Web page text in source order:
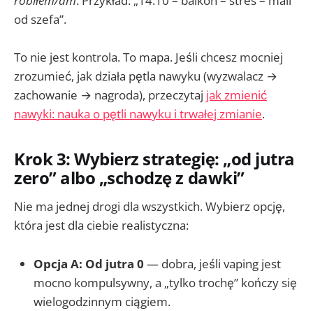
od szefa”.
To nie jest kontrola. To mapa. Jeśli chcesz mocniej
zrozumieć, jak działa pętla nawyku (wyzwalacz →
zachowanie → nagroda), przeczytaj jak zmienić
nawyki: nauka o pętli nawyku i trwałej zmianie.
Krok 3: Wybierz strategię: „od jutra
zero” albo „schodzę z dawki”
Nie ma jednej drogi dla wszystkich. Wybierz opcję,
która jest dla ciebie realistyczna:
Opcja A: Od jutra 0 — dobra, jeśli vaping jest
mocno kompulsywny, a „tylko trochę” kończy się
wielogodzinnym ciągiem.